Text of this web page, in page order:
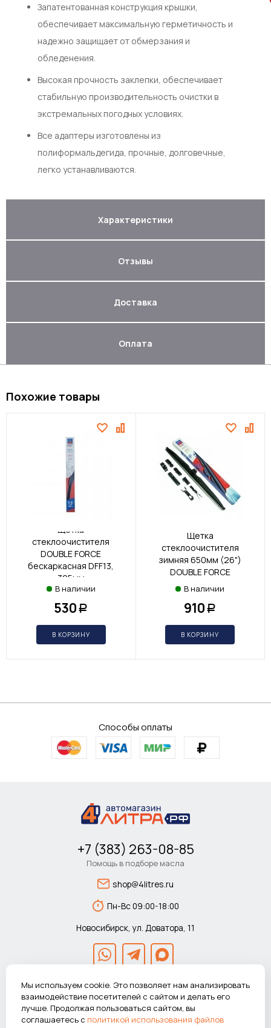
Запатентованная конструкция крышки,
обеспечивает максимальную герметичность и
надежно защищает от обмерзания и
обледенения.
Высокая прочность заклепки, обеспечивает
стабильную производительность очистки в
экстремальных погодных условиях.
Все адаптеры изготовлены из
полиформальдегида, прочные, долговечные,
легко устанавливаются.
Характеристики
Отзывы
Доставка
Оплата
Похожие товары
Щетка
стеклоочистителя
DOUBLE FORCE
бескаркасная DFF13,
325мм
В наличии
530 Р
В КОРЗИНУ
Щетка
стеклоочистителя
зимняя 650мм (26")
DOUBLE FORCE
В наличии
910 Р
В КОРЗИНУ
Способы оплаты
+7 (383) 263-08-85
Помощь в подборе масла
shop@4litres.ru
Пн-Вс 09:00-18:00
Новосибирск, ул. Доватора, 11
© 2026 Автомагазин 4литра.рф Все права защищены.
Мы используем cookie. Это позволяет нам анализировать
взаимодействие посетителей с сайтом и делать его
лучше. Продолжая пользоваться сайтом, вы
соглашаетесь с политикой использования файлов